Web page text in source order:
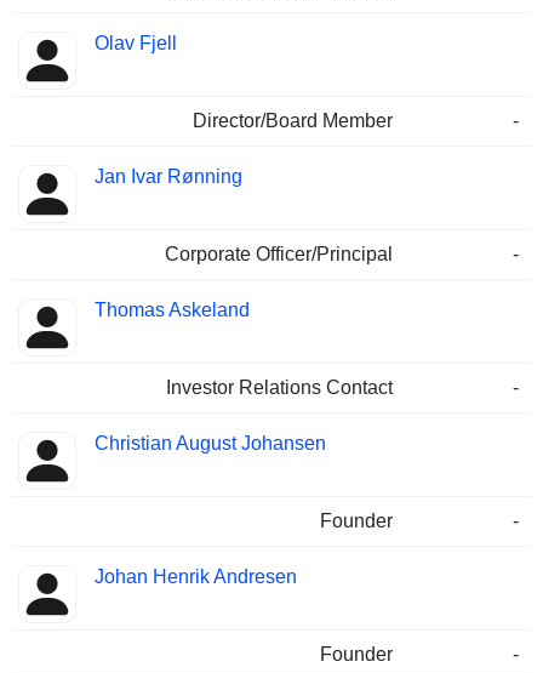
Olav Fjell
Director/Board Member -
Jan Ivar Rønning
Corporate Officer/Principal -
Thomas Askeland
Investor Relations Contact -
Christian August Johansen
Founder -
Johan Henrik Andresen
Founder -